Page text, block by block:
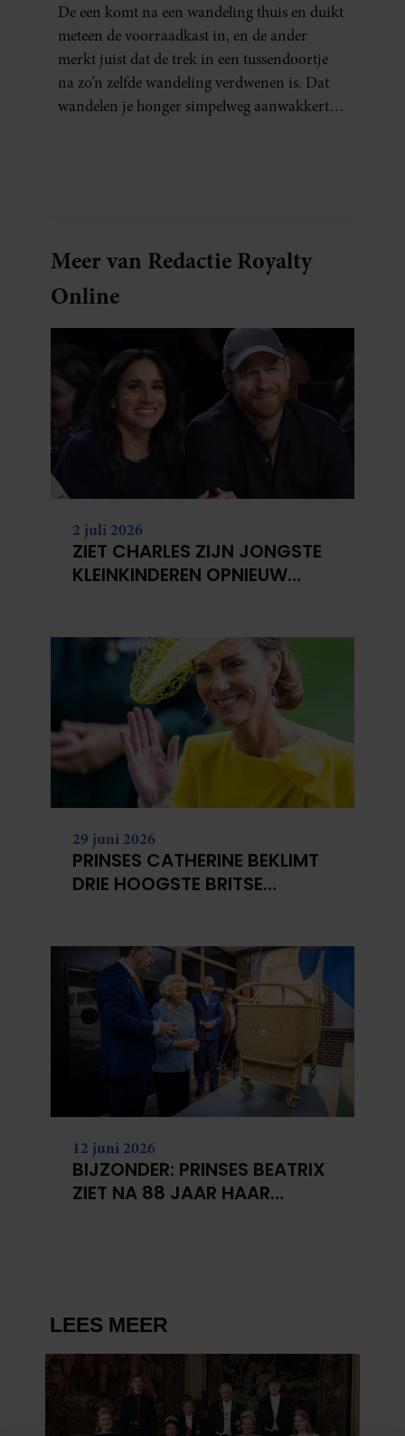
De een komt na een wandeling thuis en duikt
meteen de voorraadkast in, en de ander
merkt juist dat de trek in een tussendoortje
na zo’n zelfde wandeling verdwenen is. Dat
wandelen je honger simpelweg aanwakkert,
Meer van Redactie Royalty
Online
2 juli 2026
ZIET CHARLES ZIJN JONGSTE
KLEINKINDEREN OPNIEUW
29 juni 2026
PRINSES CATHERINE BEKLIMT
DRIE HOOGSTE BRITSE
12 juni 2026
BIJZONDER: PRINSES BEATRIX
ZIET NA 88 JAAR HAAR